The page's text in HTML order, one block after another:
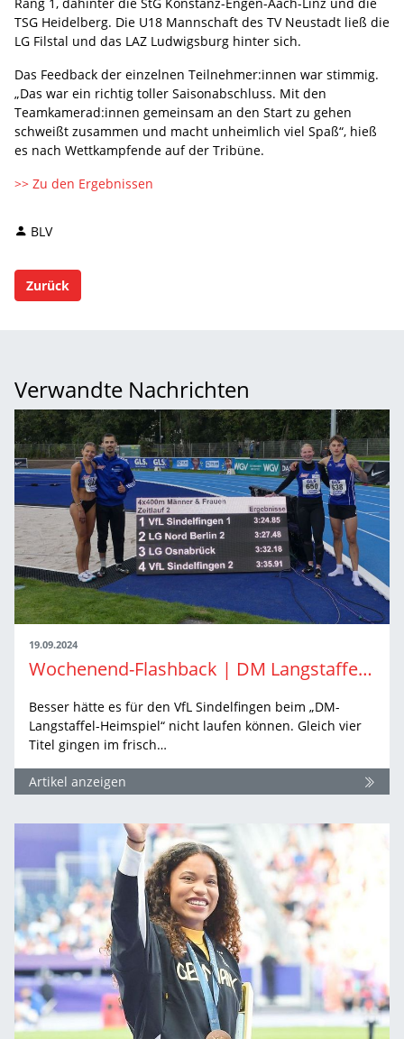
TSG Heidelberg. Die U18 Mannschaft des TV Neustadt ließ die
LG Filstal und das LAZ Ludwigsburg hinter sich.
Das Feedback der einzelnen Teilnehmer:innen war stimmig.
„Das war ein richtig toller Saisonabschluss. Mit den
Teamkamerad:innen gemeinsam an den Start zu gehen
schweißt zusammen und macht unheimlich viel Spaß“, hieß
es nach Wettkampfende auf der Tribüne.
>> Zu den Ergebnissen
BLV
Zurück
Verwandte Nachrichten
19.09.2024
Wochenend-Flashback | DM Langstaffeln in Sindelfingen
Besser hätte es für den VfL Sindelfingen beim „DM-
Langstaffel-Heimspiel“ nicht laufen können. Gleich vier
Titel gingen im frisch…
Artikel anzeigen